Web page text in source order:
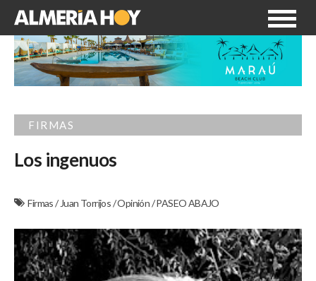
FIRMAS
Los ingenuos
Firmas/ Juan Torrijos/Opinión/PASEO ABAJO